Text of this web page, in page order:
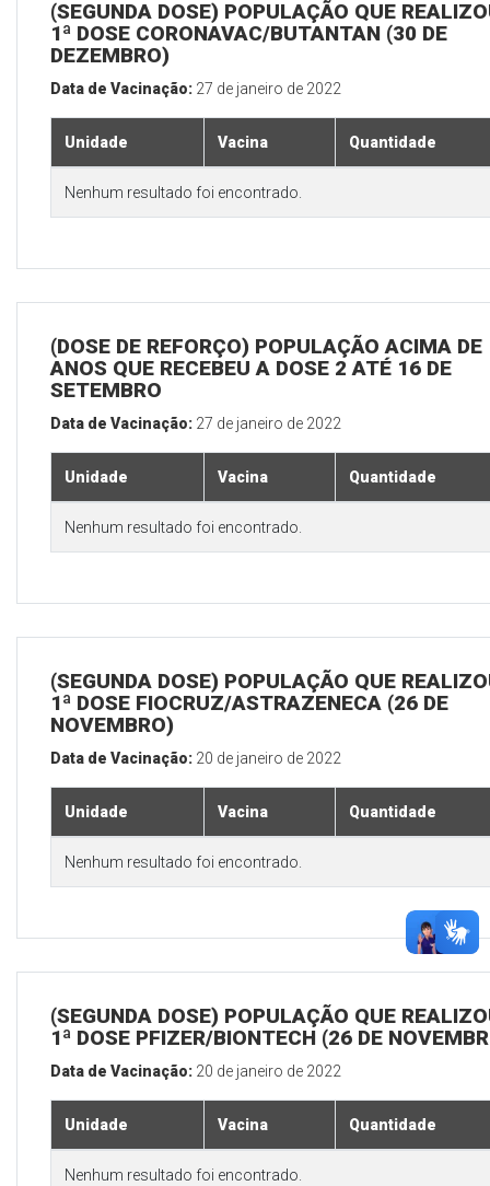
(SEGUNDA DOSE) POPULAÇÃO QUE
1ª DOSE CORONAVAC/BUTANTAN (30 DE
DEZEMBRO)
Data de Vacinação: 27 de janeiro de 2022
Unidade Vacina Quantidade
Nenhum resultado foi encontrado.
(DOSE DE REFORÇO) POPULAÇÃO ACIMA DE
ANOS QUE RECEBEU A DOSE 2 ATÉ 16 DE
SETEMBRO
Data de Vacinação: 27 de janeiro de 2022
Unidade Vacina Quantidade
Nenhum resultado foi encontrado.
(SEGUNDA DOSE) POPULAÇÃO QUE
1ª DOSE FIOCRUZ/ASTRAZENECA (26 DE
NOVEMBRO)
Data de Vacinação: 20 de janeiro de 2022
Unidade Vacina Quantidade
Nenhum resultado foi encontrado.
(SEGUNDA DOSE) POPULAÇÃO QUE
1ª DOSE PFIZER/BIONTECH (26 DE
Data de Vacinação: 20 de janeiro de 2022
Unidade Vacina Quantidade
Nenhum resultado foi encontrado.